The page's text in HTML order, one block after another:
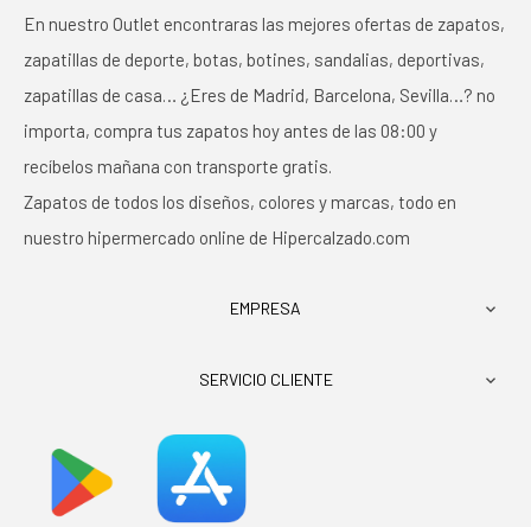
En nuestro Outlet encontraras las mejores ofertas de zapatos,
zapatillas de deporte, botas, botines, sandalias, deportivas,
zapatillas de casa… ¿Eres de Madrid, Barcelona, Sevilla…? no
importa, compra tus zapatos hoy antes de las 08:00 y
recíbelos mañana con transporte gratis.
Zapatos de todos los diseños, colores y marcas, todo en
nuestro hipermercado online de Hipercalzado.com
EMPRESA 
SERVICIO CLIENTE 